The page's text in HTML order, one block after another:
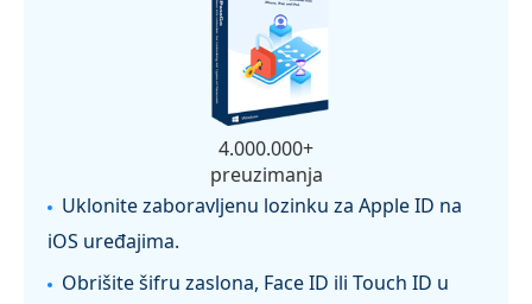
4.000.000+
preuzimanja
Uklonite zaboravljenu lozinku za Apple ID na
iOS uređajima.
Obrišite šifru zaslona, Face ID ili Touch ID u